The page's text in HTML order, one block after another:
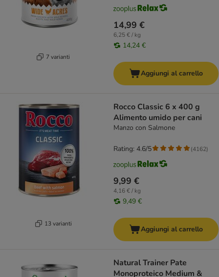
7 varianti
14,99 €
6,25 € / kg
14,24 €
Aggiungi al carrello
13 varianti
Rocco Classic 6 x 400 g
Alimento umido per cani
Manzo con Salmone
9,99 €
4,16 € / kg
9,49 €
Rating: 4.6/5 (4162)
Aggiungi al carrello
Natural Trainer Pate
Monoproteico Medium &